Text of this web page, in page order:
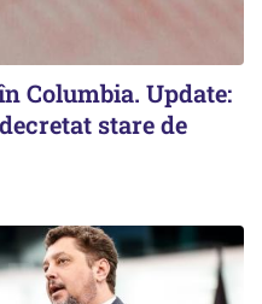
Columbia. Update:
stare de